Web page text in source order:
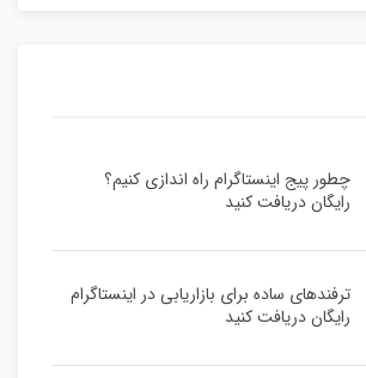
چطور پیج اینستاگرام راه اندازی کنیم؟
رایگان دریافت کنید
ترفندهای ساده برای بازاریابی در اینستاگرام
رایگان دریافت کنید